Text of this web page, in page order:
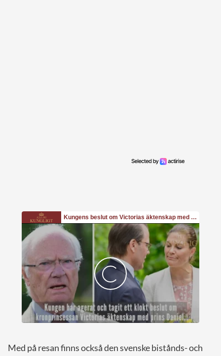
Med på resan finns också den svenske bistånds- och